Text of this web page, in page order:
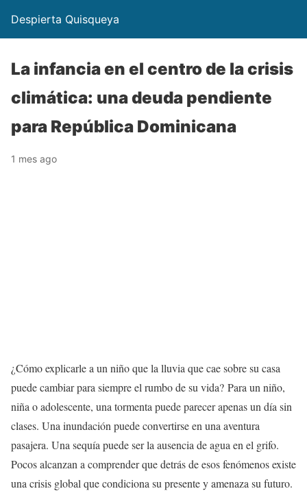
Despierta Quisqueya
La infancia en el centro de la crisis
climática: una deuda pendiente
para República Dominicana
1 mes ago
¿Cómo explicarle a un niño que la lluvia que cae sobre su casa
puede cambiar para siempre el rumbo de su vida? Para un niño,
niña o adolescente, una tormenta puede parecer apenas un día sin
clases. Una inundación puede convertirse en una aventura
pasajera. Una sequía puede ser la ausencia de agua en el grifo.
Pocos alcanzan a comprender que detrás de esos fenómenos existe
una crisis global que condiciona su presente y amenaza su futuro.